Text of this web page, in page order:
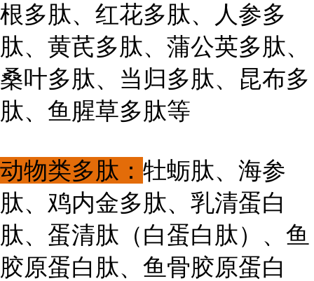
根多肽、红花多肽、人参多
肽、黄芪多肽、蒲公英多肽、
桑叶多肽、当归多肽、昆布多
肽、鱼腥草多肽等
动物类多肽： 牡蛎肽、海参
肽、鸡内金多肽、乳清蛋白
肽、蛋清肽（白蛋白肽）、鱼
胶原蛋白肽、鱼骨胶原蛋白